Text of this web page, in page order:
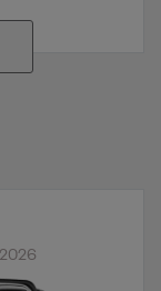
2026